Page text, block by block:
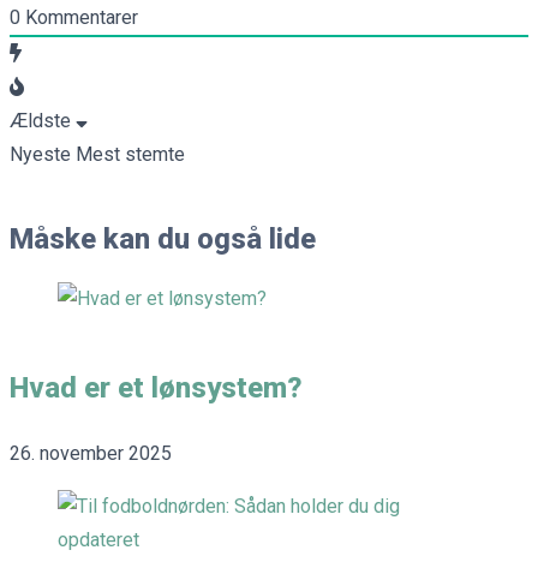
0 Kommentarer
Ældste
Nyeste Mest stemte
Måske kan du også lide
Hvad er et lønsystem?
26. november 2025